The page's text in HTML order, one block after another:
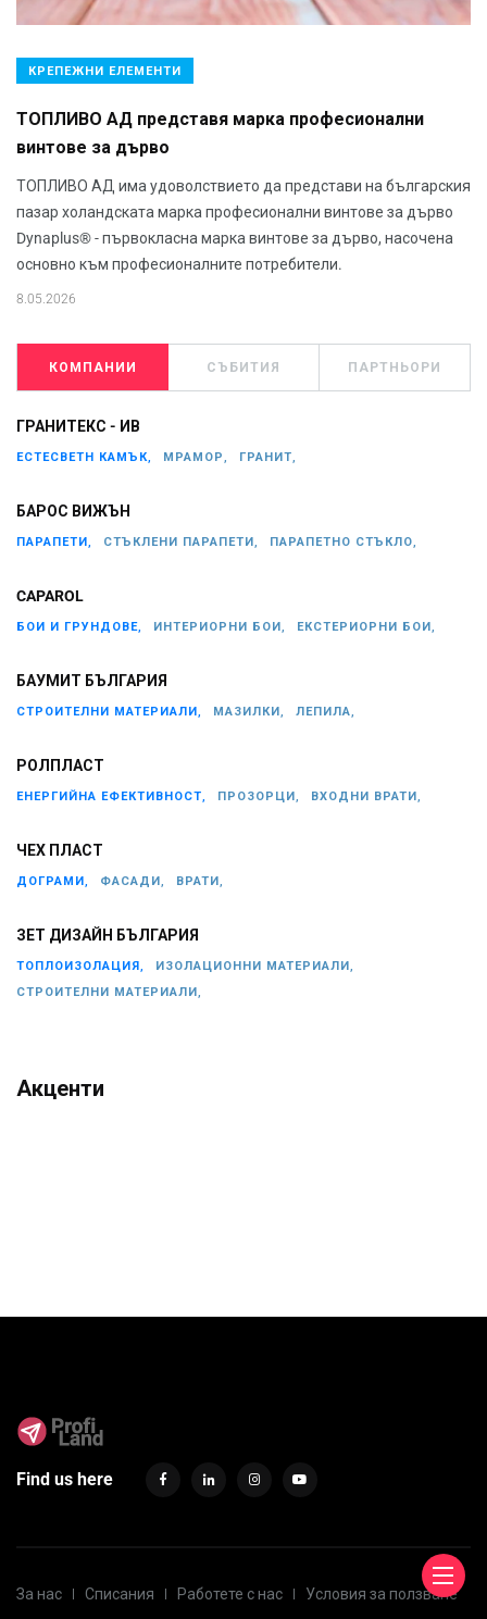
КРЕПЕЖНИ ЕЛЕМЕНТИ
ТОПЛИВО АД представя марка професионални
винтове за дърво
ТОПЛИВО АД има удоволствието да представи на българския
пазар холандската марка професионални винтове за дърво
Dynaplus® - първокласна марка винтове за дърво, насочена
основно към професионалните потребители.
8.05.2026
КОМПАНИИ СЪБИТИЯ ПАРТНЬОРИ
ГРАНИТЕКС - ИВ
ЕСТЕСВЕТН КАМЪК, МРАМОР, ГРАНИТ,
БАРОС ВИЖЪН
ПАРАПЕТИ, СТЪКЛЕНИ ПАРАПЕТИ, ПАРАПЕТНО СТЪКЛО,
CAPAROL
БОИ И ГРУНДОВЕ, ИНТЕРИОРНИ БОИ, ЕКСТЕРИОРНИ БОИ,
БАУМИТ БЪЛГАРИЯ
СТРОИТЕЛНИ МАТЕРИАЛИ, МАЗИЛКИ, ЛЕПИЛА,
РОЛПЛАСТ
ЕНЕРГИЙНА ЕФЕКТИВНОСТ, ПРОЗОРЦИ, ВХОДНИ ВРАТИ,
ЧЕХ ПЛАСТ
ДОГРАМИ, ФАСАДИ, ВРАТИ,
ЗЕТ ДИЗАЙН БЪЛГАРИЯ
ТОПЛОИЗОЛАЦИЯ,
ИЗОЛАЦИОННИ МАТЕРИАЛИ,
СТРОИТЕЛНИ МАТЕРИАЛИ,
Акценти
Find us here
За нас Списания Работете с нас
Условия за ползване